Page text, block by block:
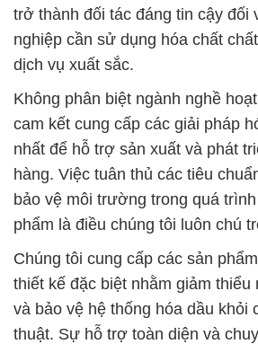
trở thành đối tác đáng tin cậy đối
nghiệp cần sử dụng hóa chất
dịch vụ xuất sắc.
Không phân biệt ngành nghề
cam kết cung cấp các giải pháp
nhất để hỗ trợ sản xuất và phát
hàng. Việc tuân thủ các tiêu
bảo vệ môi trường trong quá
phẩm là điều chúng tôi luôn chú
Chúng tôi cung cấp các sản
thiết kế đặc biệt nhằm giảm thiểu
và bảo vệ hệ thống hóa dầu khỏi
thuật. Sự hỗ trợ toàn diện và